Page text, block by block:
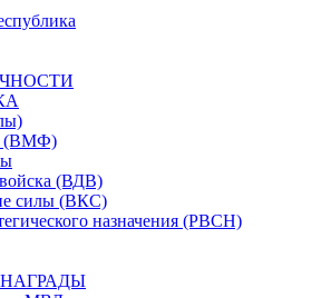
(ВМФ)
(ВДВ)
силы (ВКС)
назначения (РВСН)